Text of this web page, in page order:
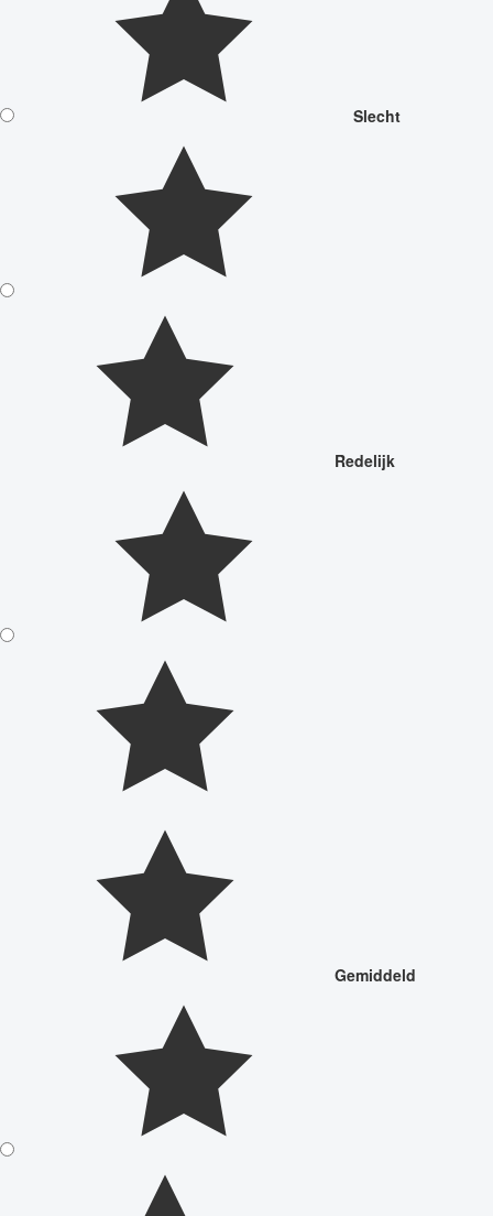
Slecht
Redelijk
Gemiddeld